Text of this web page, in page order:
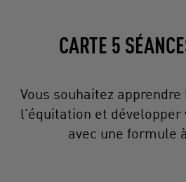
CARTE 5
Vous souhaitez
l'équitation et développer
avec une formule